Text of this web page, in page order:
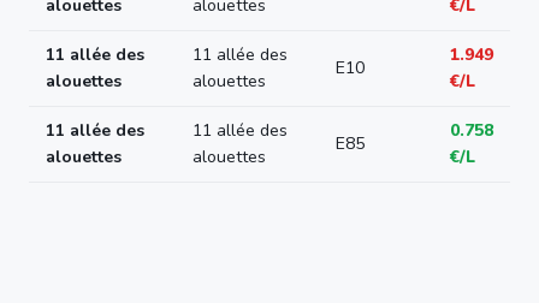
alouettes
alouettes
€/L
11 allée des
alouettes
11 allée des
alouettes
E10
1.949
€/L
11 allée des
alouettes
11 allée des
alouettes
E85
0.758
€/L